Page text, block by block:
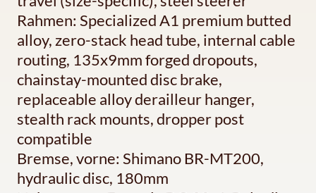
Rahmen: Specialized A1 premium butted
alloy, zero-stack head tube, internal cable
routing, 135x9mm forged dropouts,
chainstay-mounted disc brake,
replaceable alloy derailleur hanger,
stealth rack mounts, dropper post
compatible
Bremse, vorne: Shimano BR-MT200,
hydraulic disc, 180mm